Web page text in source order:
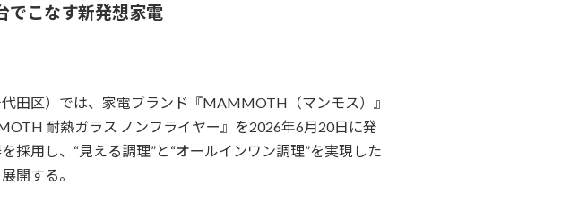
でこなす新発想家電
田区）では、家電ブランド『MAMMOTH（マンモス）』
耐熱ガラス ノンフライヤー』を2026年6月20日に発
採用し、“見える調理”と“オールインワン調理”を実現した
開する。